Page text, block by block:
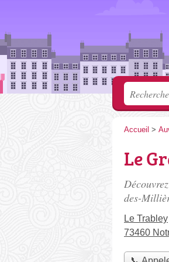
Accueil >
Le
des-
Le Trabley
73460